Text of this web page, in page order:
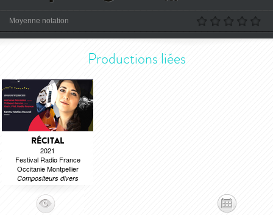
Moyenne notation
Productions liées
RÉCITAL
2021
Festival Radio France
Occitanie Montpellier
Compositeurs divers